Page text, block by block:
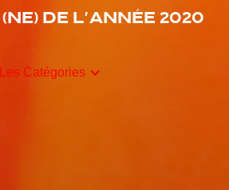
de l'année 2020
Les Catégories